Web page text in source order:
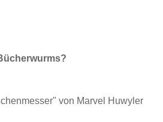
von Marvel Huwyler